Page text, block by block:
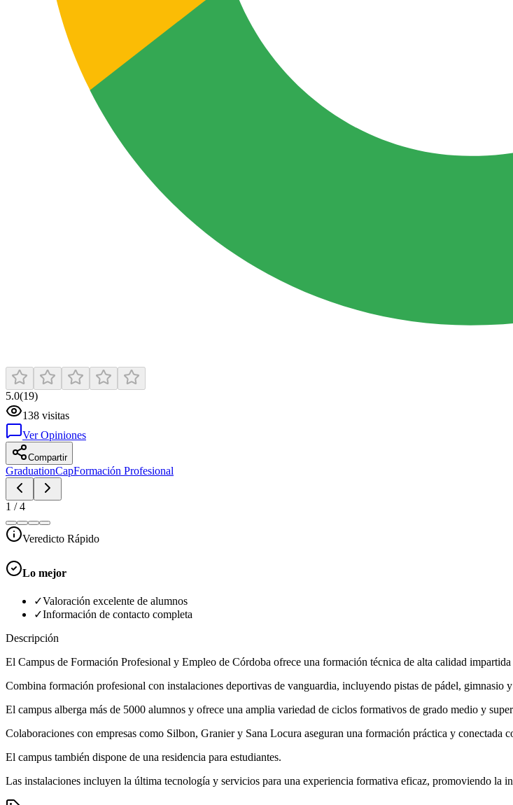
5.0(19)
138 visitas
Ver Opiniones
Compartir
GraduationCapFormación Profesional
1 /4
Veredicto Rápido
Lo mejor
✓Valoración excelente de alumnos
✓Información de contacto completa
Descripción
El Campus de Formación Profesional y Empleo de Córdoba ofrece una formación técnica de alta calidad impartida
Combina formación profesional con instalaciones deportivas de vanguardia, incluyendo pistas de pádel, gimnasio
El campus alberga más de 5000 alumnos y ofrece una amplia variedad de ciclos formativos de grado medio y
Colaboraciones con empresas como Silbon, Granier y Sana Locura aseguran una formación práctica y conectada
El campus también dispone de una residencia para estudiantes.
Las instalaciones incluyen la última tecnología y servicios para una experiencia formativa eficaz, promoviendo la